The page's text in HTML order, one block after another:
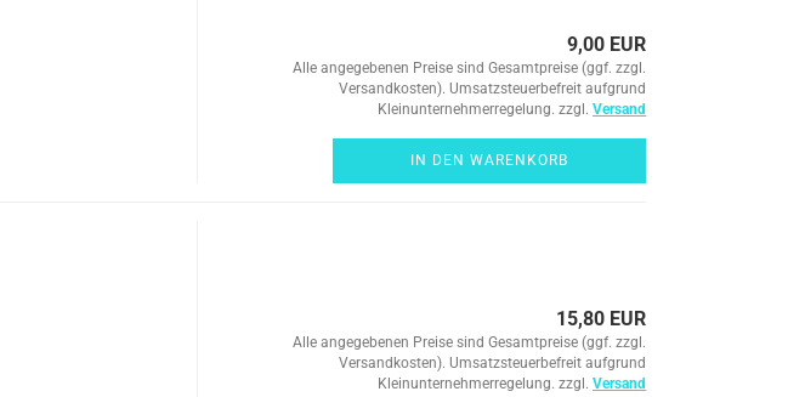
9,00 EUR
Alle angegebenen Preise sind Gesamtpreise (ggf. zzgl.
Versandkosten). Umsatzsteuerbefreit aufgrund
Kleinunternehmerregelung. zzgl. Versand
IN DEN WARENKORB
15,80 EUR
Alle angegebenen Preise sind Gesamtpreise (ggf. zzgl.
Versandkosten). Umsatzsteuerbefreit aufgrund
Kleinunternehmerregelung. zzgl. Versand